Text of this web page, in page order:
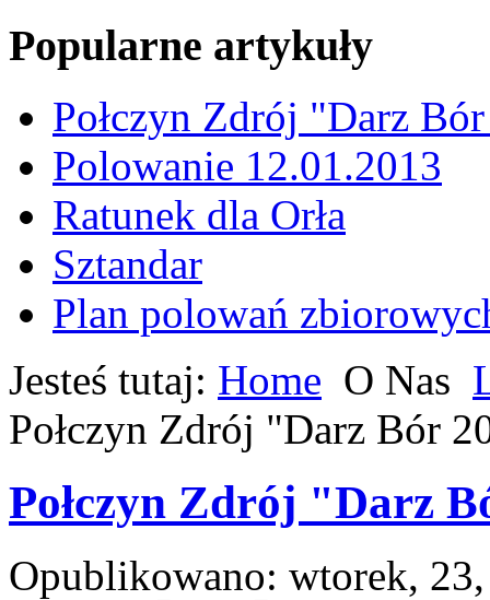
Popularne artykuły
Połczyn Zdrój "Darz
Polowanie 12.01.2013
Ratunek dla Orła
Sztandar
Plan polowań
Jesteś tutaj: Home O Nas
Połczyn Zdrój "Darz Bór
Połczyn Zdrój "Darz
Opublikowano: wtorek,